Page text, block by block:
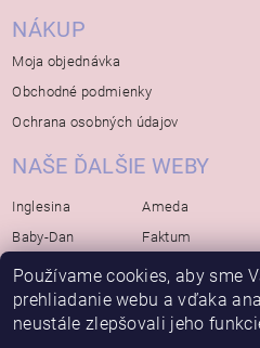
NÁKUP
Moja objednávka
Obchodné podmienky
Ochrana osobných údajov
NAŠE ĎALŠIE WEBY
Inglesina
Baby-Dan
Rialto
Bébé-Jou
Avova
Ameda
Faktum
Koelstra
Bambino-Mio
Používame cookies, aby sme
prehliadanie webu a vďaka
neustále zlepšovali jeho